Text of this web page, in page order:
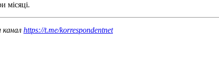
місяці.
канал https://t.me/korrespondentnet